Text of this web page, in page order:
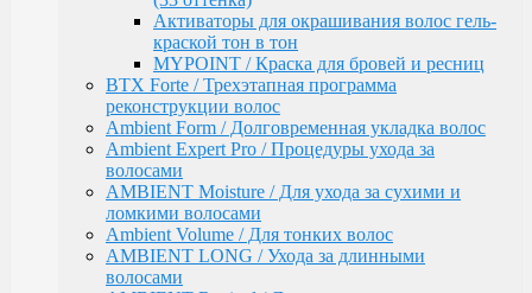
AMBIENT Colorfix / Для окрашенных волос
AMBIENT SERVICE / Технический ассортимент
для работы в салоне
MYBLOND / Средства ухода для светлых волос
MYCARE REPAIR / Для поврежденных волос
MYCARE MOISTURE / Для сухих и вьющихся
волос
MYCARE VOLUME / Для тонких волос
MYPOINT COLOR CARE / Для светлых волос
Mycare COLOR / Для окрашенных волос
MYWAVES / Перманентная завивка для волос
MYPOINT SERVICE / Технический ассортимент
для работы в салоне
Активаторы для окрашивания волос гель-
краской тон в тон
MYPOINT / Краска для бровей и ресниц
BTX Forte / Трехэтапная программа
реконструкции волос
Ambient Form / Долговременная укладка волос
Ambient Expert Pro / Процедуры ухода за
волосами
AMBIENT Moisture / Для ухода за сухими и
ломкими волосами
Ambient Volume / Для тонких волос
AMBIENT LONG / Ухода за длинными
волосами